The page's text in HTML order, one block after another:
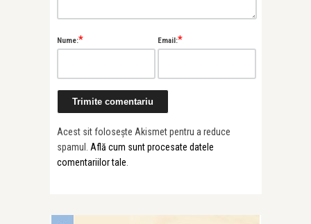
Nume:* Email:*
Acest sit folosește Akismet pentru a reduce
spamul. Află cum sunt procesate datele
comentariilor tale